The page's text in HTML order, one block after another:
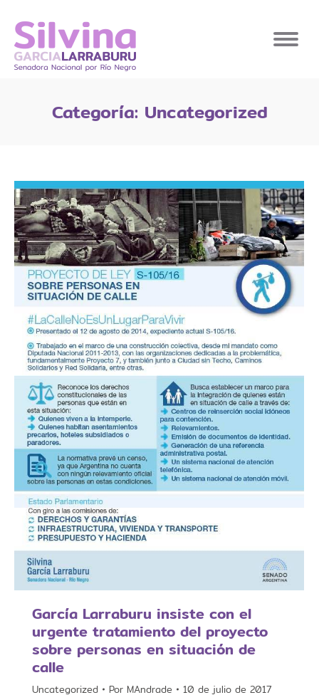
Categoría: Uncategorized
García Larraburu insiste con el
urgente tratamiento del proyecto
sobre personas en situación de
calle
Uncategorized Por MAndrade 10 de julio de 2017